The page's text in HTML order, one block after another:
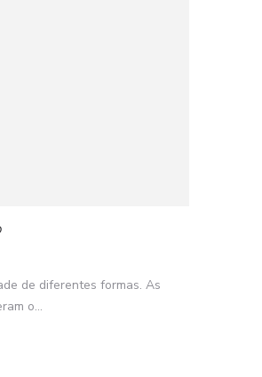
de diferentes formas. As
o...